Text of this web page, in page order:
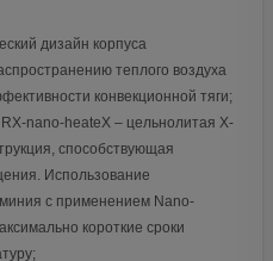
дизайн корпуса
теплого воздуха
конвекционной тяги;
nano-heateX – цельнолитая Х-
способствующая
Использование
с применением Nano-
короткие сроки